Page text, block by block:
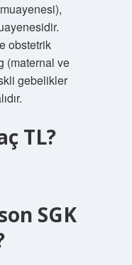
obstetrik
(maternal ve
gebelikler
TL?
SGK